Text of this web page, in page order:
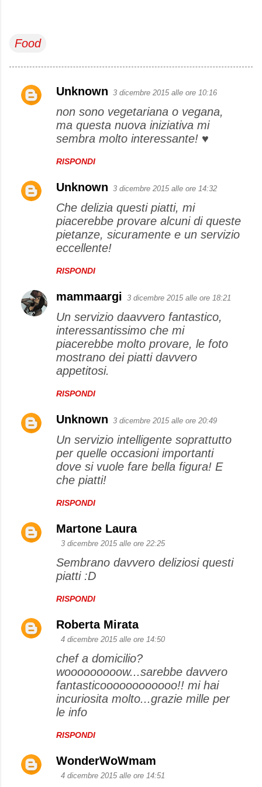
Food
C
t
Unknown 3 dicembre 2015 alle ore 10:16
non sono vegetariana o vegana,
ma questa nuova iniziativa mi
sembra molto interessante! ♥
RISPONDI
Unknown 3 dicembre 2015 alle ore 14:32
Che delizia questi piatti, mi
piacerebbe provare alcuni di queste
pietanze, sicuramente e un servizio
eccellente!
RISPONDI
mammaargi 3 dicembre 2015 alle ore 18:21
Un servizio daavvero fantastico,
interessantissimo che mi
piacerebbe molto provare, le foto
mostrano dei piatti davvero
appetitosi.
RISPONDI
Unknown 3 dicembre 2015 alle ore 20:49
Un servizio intelligente soprattutto
per quelle occasioni importanti
dove si vuole fare bella figura! E
che piatti!
RISPONDI
Martone Laura
3 dicembre 2015 alle ore 22:25
Sembrano davvero deliziosi questi
piatti :D
RISPONDI
Roberta Mirata
4 dicembre 2015 alle ore 14:50
chef a domicilio?
wooooooooow...sarebbe davvero
fantasticoooooooooooo!! mi hai
incuriosita molto...grazie mille per
le info
RISPONDI
WonderWoWmam
4 dicembre 2015 alle ore 14:51